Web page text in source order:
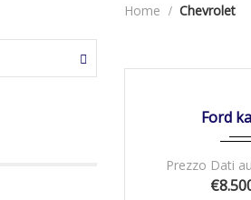
Home Chevrolet
Ford
Prezzo Dati